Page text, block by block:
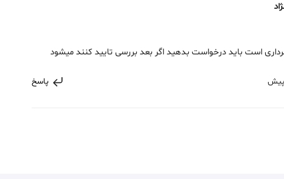
است باید درخواست بدهید اگر بعد بررسی تایید کنند میشود
پاسخ